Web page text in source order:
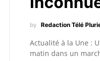
by Redaction Télé
Actualité à la Une :
matin dans un